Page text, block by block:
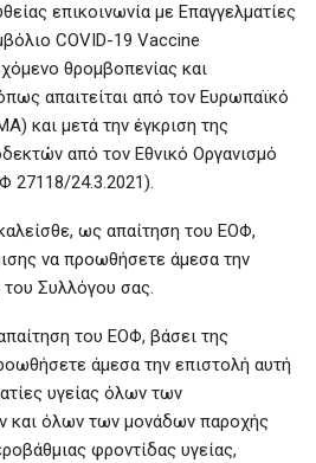
επικοινωνία με Επαγγελματίες
COVID-19 Vaccine
θρομβοπενίας και
απαιτείται από τον Ευρωπαϊκό
και μετά την έγκριση της
από τον Εθνικό Οργανισμό
24.3.2021).
ως απαίτηση του ΕΟΦ,
να προωθήσετε άμεσα την
Συλλόγου σας.
του ΕΟΦ, βάσει της
άμεσα την επιστολή αυτή
υγείας όλων των
και όλων των μονάδων παροχής
φροντίδας υγείας,